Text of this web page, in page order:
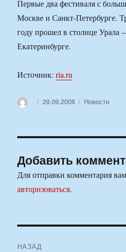
Первые два фестиваля с
Москве и Санкт-Петербурге.
году прошел в столице Урала
Екатеринбурге.
Источник:ria.ru
АвторОпубликовано
29.09.2008 Рубрики
Новости
Добавить
Для отправки комментария
авторизоваться.
НАЗАД